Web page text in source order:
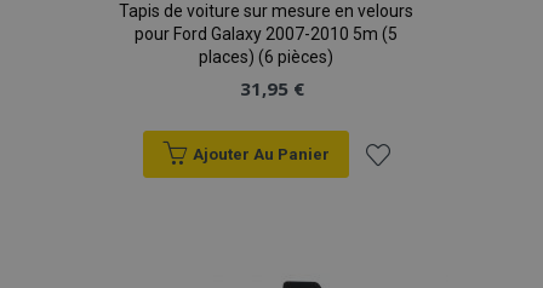
Tapis de voiture sur mesure en velours
pour Ford Galaxy 2007-2010 5m (5
places) (6 pièces)
31,95 €
Ajouter Au Panier